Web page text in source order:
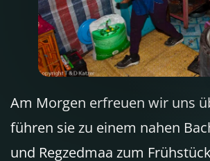
Am Morgen erfreuen wir uns
führen sie zu einem nahen
und Regzedmaa zum